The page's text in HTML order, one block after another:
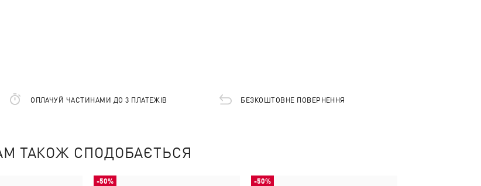
ОПЛАЧУЙ ЧАСТИНАМИ ДО 3 ПЛАТЕЖІВ БЕЗКОШТОВНЕ ПОВЕРНЕННЯ
ТАКОЖ СПОДОБАЄТЬСЯ
-50% -50%